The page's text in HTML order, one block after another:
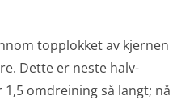
topplokket av kjernen
Dette er neste halv-
omdreining så langt; nå